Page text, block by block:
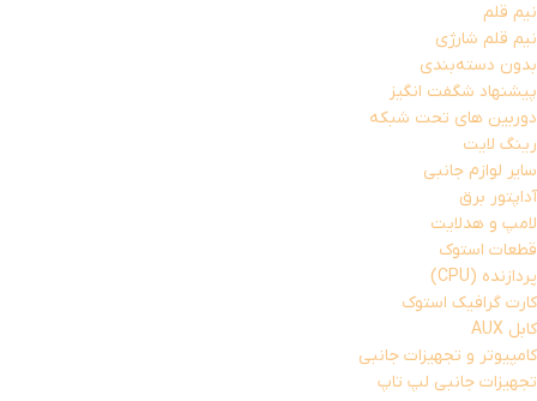
نیم قلم
نیم قلم شارژی
بدون دسته‌بندی
پیشنهاد شگفت انگیز
دوربین های تحت شبکه
رینگ لایت
سایر لوازم جانبی
آداپتور برق
لامپ و هدلایت
قطعات استوک
پردازنده (CPU)
کارت گرافیک استوک
کابل AUX
کامپیوتر و تجهیزات جانبی
تجهیزات جانبی لپ تاپ